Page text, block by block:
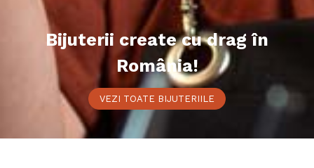
Bijuterii create cu drag în
România!
VEZI TOATE BIJUTERIILE